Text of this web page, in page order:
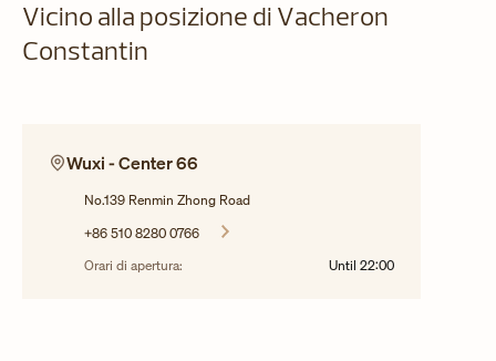
Vicino alla posizione di Vacheron
Constantin
Wuxi - Center 66
No.139 Renmin Zhong Road
+86 510 8280 0766
Orari di apertura:
Until 22:00